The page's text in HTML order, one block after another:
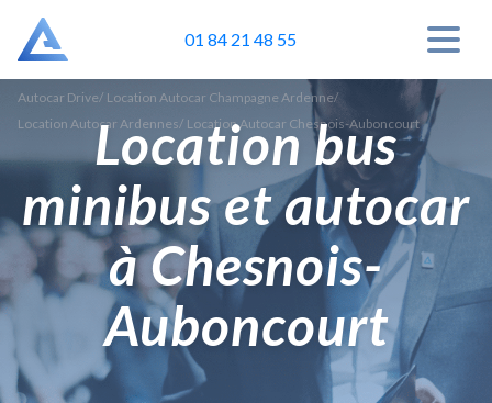
01 84 21 48 55
Autocar Drive/ Location Autocar Champagne Ardenne/
Location Autocar Ardennes/ Location Autocar Chesnois-Auboncourt
Location bus
minibus et autocar
à Chesnois-
Auboncourt